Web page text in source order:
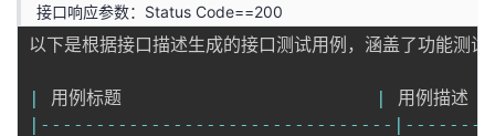
接口响应参数：Status Code==200
以下是根据接口描述生成的接口测试用例，涵盖了功能测
| 用例标题 |
| -- -- -- -- -- -- -- -- -- -- -- -- -- -- -- -- | -- -- -- --